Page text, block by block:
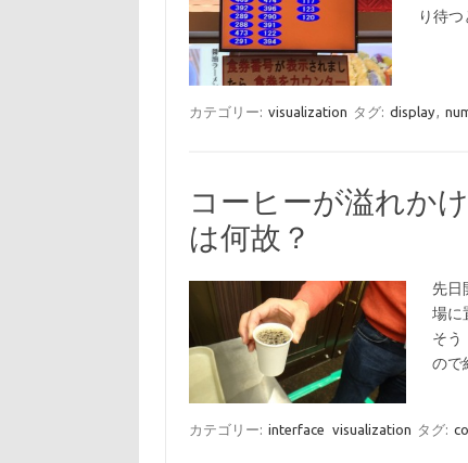
り待
カテゴリー: visualization タグ: display,
コーヒーが溢れか
は何故？
先日
場に
そう
ので
カテゴリー: interface visualization タグ: